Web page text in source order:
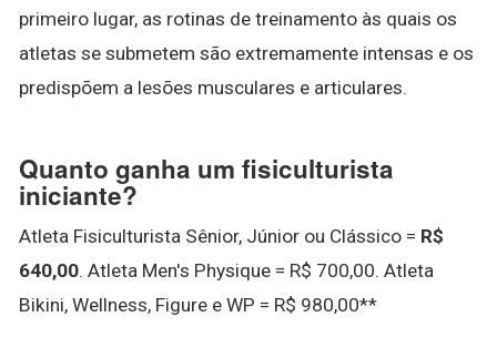
primeiro lugar, as rotinas de treinamento às quais os
atletas se submetem são extremamente intensas e os
predispõem a lesões musculares e articulares.
Quanto ganha um fisiculturista
iniciante?
Atleta Fisiculturista Sênior, Júnior ou Clássico = R$
640,00. Atleta Men's Physique = R$ 700,00. Atleta
Bikini, Wellness, Figure e WP = R$ 980,00**